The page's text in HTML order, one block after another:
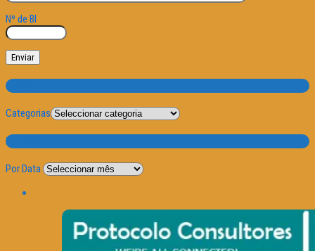
Nº de BI
Categorias
Categorias
Por Data
Por Data